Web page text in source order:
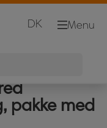
Menu
DK
pakke med